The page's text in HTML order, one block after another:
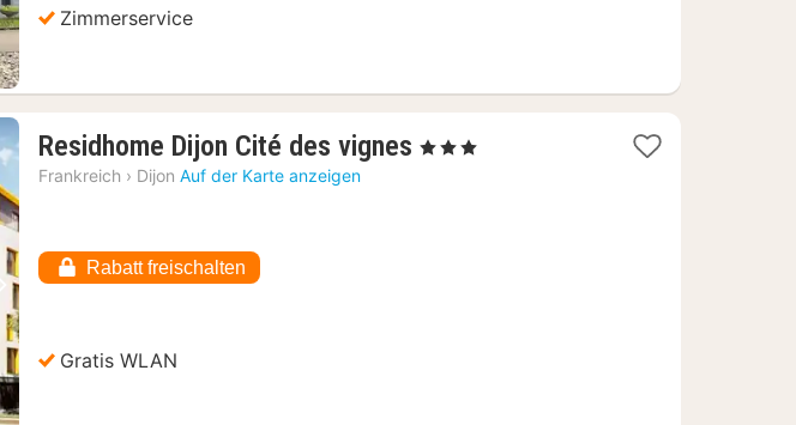
Zimmerservice
Nächstes Bild
Residhome Dijon Cité des vignes 1
, 3 Sterne
Frankreich › Dijon Auf der Karte anzeigen
Rabatt freischalten
Gratis WLAN